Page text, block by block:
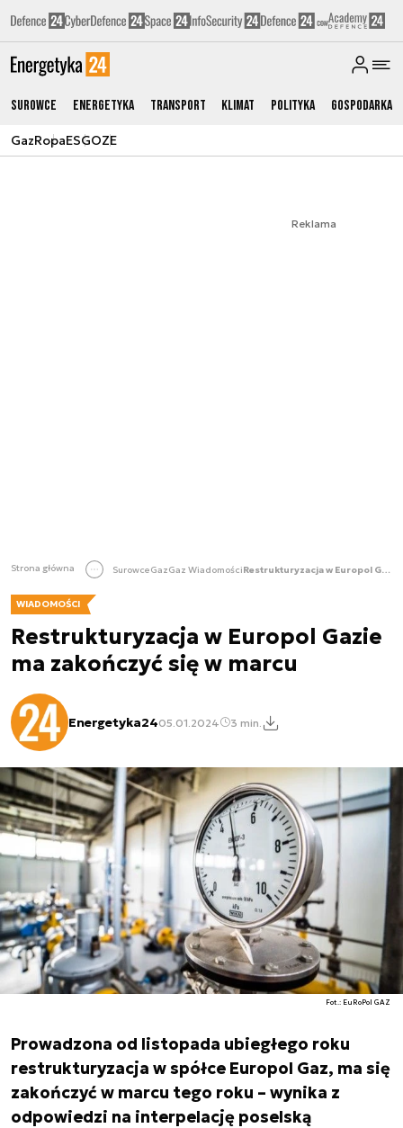
Surowce Energetyka Transport Klimat Polityka Gospodarka
GazRopaESGOZE
Reklama
Strona główna SurowceGazGaz Wiadomości Restrukturyzacja w Europol Gazie ma zakończyć się w marcu
WIADOMOŚCI
Restrukturyzacja w Europol Gazie
ma zakończyć się w marcu
Energetyka2405.01.2024 3 min.
Fot.: EuRoPol GAZ
Prowadzona od listopada ubiegłego roku
restrukturyzacja w spółce Europol Gaz, ma się
zakończyć w marcu tego roku – wynika z
odpowiedzi na interpelację poselską